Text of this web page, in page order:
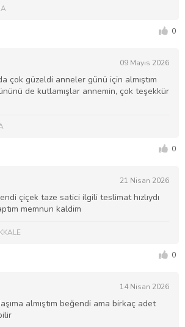
0
09 Mayıs 2026
çok güzeldi anneler günü için almıştım
de kutlamışlar annemin, çok teşekkür
0
21 Nisan 2026
çiçek taze satici ilgili teslimat hızlıydı
memnun kaldim
0
14 Nisan 2026
almıştım beğendi ama birkaç adet